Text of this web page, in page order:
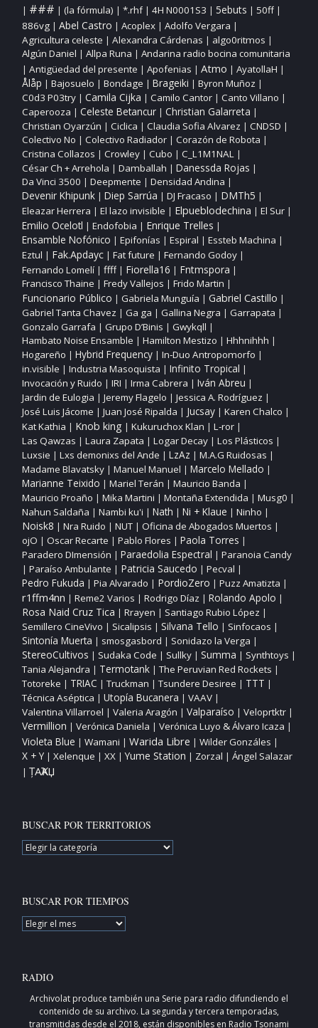
| ### | (la fórmula) | *.rhf| 4H N0001S3 | 5ebuts | 50ff|
886vg| Abel Castro | Acoplex| Adolfo Vergara |
Agricultura celeste | Alexandra Cárdenas | algo0ritmos |
Algún Daniel | Allpa Runa | Andarina radio bocina comunitaria
| Antigüedad del presente | Apofenias | Atmo | AyatollaH |
Ålåp | Bajosuelo | Bondage | Brageiki | Byron Muñoz |
C0d3 P03try| Camila Cijka | Camilo Cantor| Canto Villano |
Caperooza | Celeste Betancur| Christian Galarreta |
Christian Oyarzún | Ciclica | Claudia Sofia Alvarez | CNDSD |
Colectivo No | Colectivo Radiador| Corazón de Robota |
Cristina Collazos | Crowley| Cubo | C_L1M1NAL |
César Ch + Arrehola | Damballah | Danessda Rojas |
Da Vinci 3500 | Deepmente | Densidad Andina |
Devenir Khipunk| Diep Sarrúa | DJ Fracaso | DMTh5 |
Eleazar Herrera | El lazo invisible | Elpueblodechina | El Sur|
Emilio Ocelotl | Endofobia | Enrique Trelles |
Ensamble Nofónico | Epifonías | Espiral | Essteb Machina |
Eztul | Fak.Apdayc| Fat future | Fernando Godoy|
Fernando Lomelí| ffff| Fiorella16 | Fntmspora |
Francisco Thaine | Fredy Vallejos | Frido Martin |
Funcionario Público | Gabriela Munguía | Gabriel Castillo |
Gabriel Tanta Chavez | Ga ga | Gallina Negra | Garrapata |
Gonzalo Garrafa | Grupo D’Binis | Gwykqll |
Hambato Noise Ensamble | Hamilton Mestizo | Hhhnihhh |
Hogareño | Hybrid Frequency| In‑Duo Antropomorfo |
in.visible | Industria Masoquista | Infinito Tropical |
Invocación y Ruido | IRI | Irma Cabrera | Iván Abreu |
Jardin de Eulogia | Jeremy Flagelo | Jessica A. Rodríguez |
José Luis Jácome | Juan José Ripalda | Jucsay| Karen Chalco |
Kat Kathia | Knob king | Kukuruchox Klan | L‑ror|
Las Qawzas | Laura Zapata | Logar Decay| Los Plásticos |
Luxsie | Lxs demonixs del Ande | LzAz | M.A.G Ruidosas |
Madame Blavatsky| Manuel Manuel | Marcelo Mellado |
Marianne Teixido | Mariel Terán | Mauricio Banda |
Mauricio Proaño | Mika Martini | Montaña Extendida | Musg0 |
Nahun Saldaña | Nambi ku'i | Nath | Ni + Klaue | Ninho |
Noisk8 | Nra Ruido | NUT| Oficina de Abogados Muertos |
ojO | Oscar Recarte | Pablo Flores | Paola Torres |
Paradero DImensión | Paraedolia Espectral | Paranoia Candy
| Paraíso Ambulante | Patricia Saucedo | Pecval |
Pedro Fukuda | Pia Alvarado | PordioZero | Puzz Amatizta |
r1ffm4nn | Reme2 Varios | Rodrigo Díaz | Rolando Apolo |
Rosa Naid Cruz Tica | Rrayen | Santiago Rubio López |
Semillero CineVivo | Sicalipsis | Silvana Tello | Sinfocaos |
Sintonía Muerta | smosgasbord | Sonidazo la Verga |
StereoCultivos | Sudaka Code | Sullky| Summa | Synthtoys |
Tania Alejandra | Termotank| The Peruvian Red Rockets |
Totoreke | TRIAC | Truckman | Tsundere Desiree | TTT |
Técnica Aséptica | Utopía Bucanera | VAAV|
Valentina Villarroel | Valeria Aragón | Valparaíso | Veloprtktr|
Vermillion | Verónica Daniela | Verónica Luyo & Álvaro Icaza |
Violeta Blue | Wamani | Warida Libre | Wilder Gonzáles |
X + Y| Xelenque | XX| Yume Station | Zorzal | Ángel Salazar
| ȚAҠAЏ
BUSCAR POR TERRITORIOS
BUSCAR
POR
BUSCAR POR TIEMPOS
BUSCAR
POR
RADIO
Archivolat produce también una Serie para radio difundiendo el
contenido de su archivo. La segunda y tercera temporadas,
transmitidas desde el 2018, están disponibles en Radio Tsonami